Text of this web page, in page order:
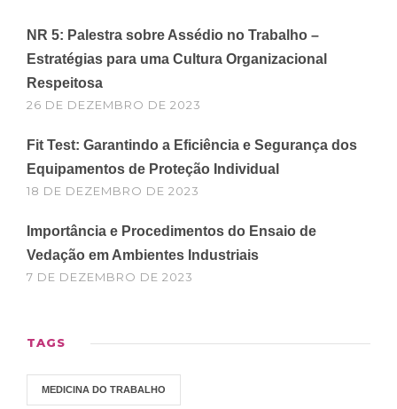
NR 5: Palestra sobre Assédio no Trabalho –
Estratégias para uma Cultura Organizacional
Respeitosa
26 DE DEZEMBRO DE 2023
Fit Test: Garantindo a Eficiência e Segurança dos
Equipamentos de Proteção Individual
18 DE DEZEMBRO DE 2023
Importância e Procedimentos do Ensaio de
Vedação em Ambientes Industriais
7 DE DEZEMBRO DE 2023
TAGS
MEDICINA DO TRABALHO